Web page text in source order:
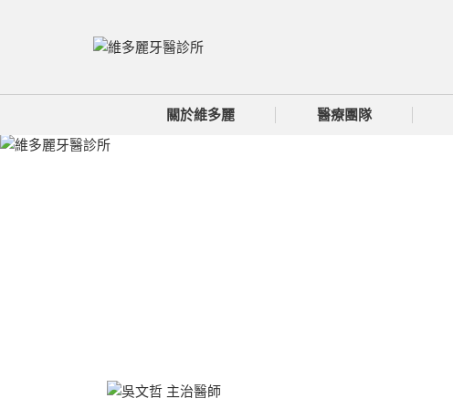
關於維多麗 醫療團隊